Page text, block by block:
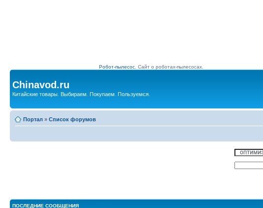
Робот-пылесос. Сайт о роботах-пылесосах.
Chinavod.ru
Китайские товары. Выбираем. Покупаем. Пользуемся.
Портал » Список форумов
ПОСЛЕДНИЕ СООБЩЕНИЯ